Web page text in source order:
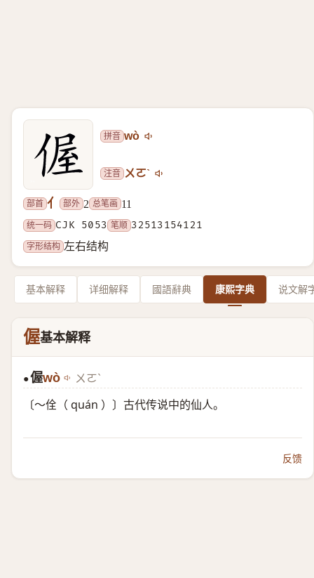
拼音 wò
注音 ㄨㄛˋ
部首 亻 部外 2 总笔画 11
统一码 CJK 5053 笔顺 32513154121
字形结构 左右结构
基本解释 详细解释 國語辭典 康熙字典 说文解
偓基本解释
●偓wò ㄨㄛˋ
〔～佺（ quán ）〕古代传说中的仙人。
反馈